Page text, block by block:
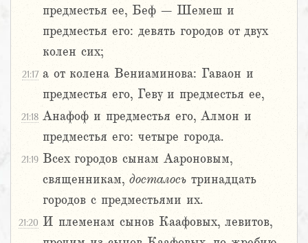
предместья ее, Беф – Шемеш и
предместья его: девять городов от двух
колен сих;
21:17 а от колена Вениаминова: Гаваон и
предместья его, Геву и предместья ее,
21:18 Анафоф и предместья его, Алмон и
предместья его: четыре города.
21:19 Всех городов сынам Аароновым,
священникам, досталось тринадцать
городов с предместьями их.
21:20 И племенам сынов Каафовых, левитов,